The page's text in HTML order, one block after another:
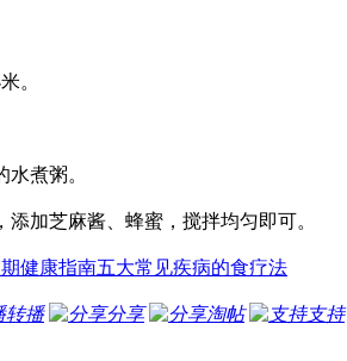
。
煮粥。
添加芝麻酱、蜂蜜，搅拌均匀即可。
健康指南五大常见疾病的食疗法
转播 分享 淘帖 支持